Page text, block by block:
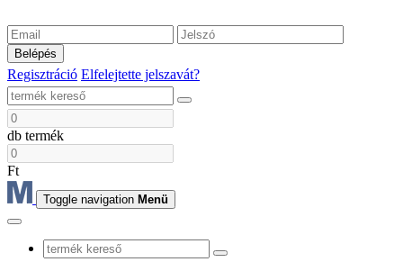
Belépés
Regisztráció Elfelejtette jelszavát?
db termék
Ft
Toggle navigation Menü